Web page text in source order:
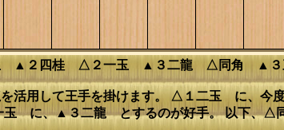
▲２四桂 △２一玉 ▲３二龍 △同角 ▲３三
活用して王手を掛けます。 △１二玉 に、今
玉 に、▲３二龍 とするのが好手。 以下、